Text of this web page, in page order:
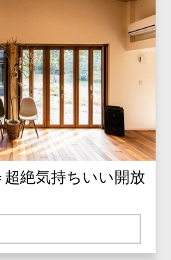
絶気持ちいい開放